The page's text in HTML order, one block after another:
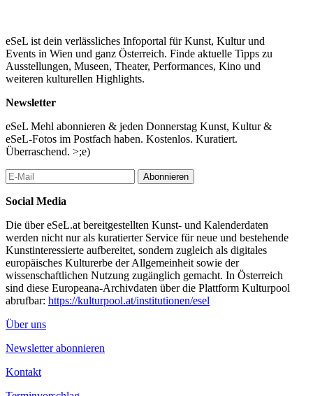
eSeL ist dein verlässliches Infoportal für Kunst, Kultur und
Events in Wien und ganz Österreich. Finde aktuelle Tipps zu
Ausstellungen, Museen, Theater, Performances, Kino und
weiteren kulturellen Highlights.
Newsletter
eSeL Mehl abonnieren & jeden Donnerstag Kunst, Kultur &
eSeL-Fotos im Postfach haben. Kostenlos. Kuratiert.
Überraschend. >;e)
Abonnieren
Social Media
Die über eSeL.at bereitgestellten Kunst- und Kalenderdaten
werden nicht nur als kuratierter Service für neue und bestehende
Kunstinteressierte aufbereitet, sondern zugleich als digitales
europäisches Kulturerbe der Allgemeinheit sowie der
wissenschaftlichen Nutzung zugänglich gemacht. In Österreich
sind diese Europeana-Archivdaten über die Plattform Kulturpool
abrufbar: https://kulturpool.at/institutionen/esel
Über uns
Newsletter abonnieren
Kontakt